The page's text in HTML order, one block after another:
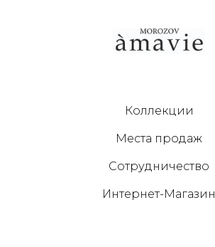
Коллекции
Места продаж
Сотрудничество
Интернет-Магазин